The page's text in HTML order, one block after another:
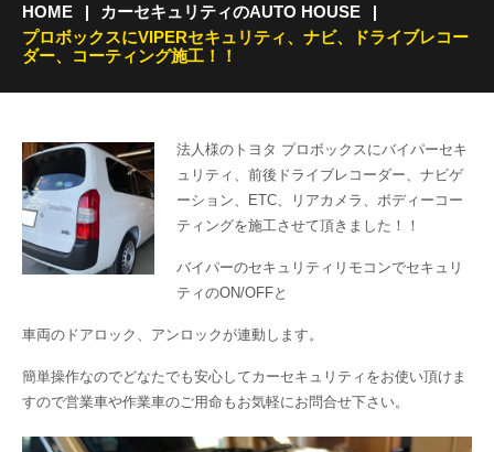
HOME
カーセキュリティのAUTO HOUSE
プロボックスにVIPERセキュリティ、ナビ、ドライブレコー
ダー、コーティング施工！！
法人様のトヨタ プロボックスにバイパーセキ
ュリティ、前後ドライブレコーダー、ナビゲ
ーション、ETC、リアカメラ、ボディーコー
ティングを施工させて頂きました！！
バイパーのセキュリティリモコンでセキュリ
ティのON/OFFと
車両のドアロック、アンロックが連動します。
簡単操作なのでどなたでも安心してカーセキュリティをお使い頂けま
すので営業車や作業車のご用命もお気軽にお問合せ下さい。